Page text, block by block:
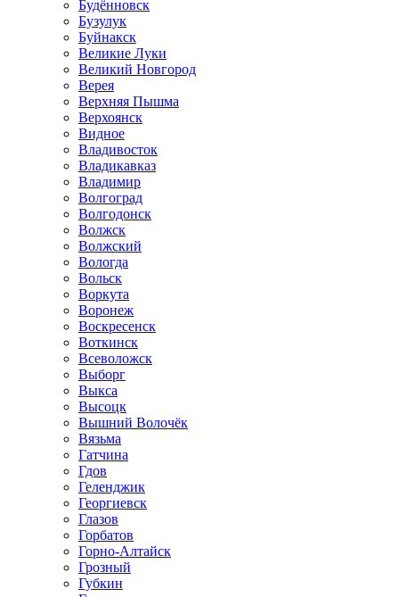
Будённовск
Бузулук
Буйнакск
Великие Луки
Великий Новгород
Верея
Верхняя Пышма
Верхоянск
Видное
Владивосток
Владикавказ
Владимир
Волгоград
Волгодонск
Волжск
Волжский
Вологда
Вольск
Воркута
Воронеж
Воскресенск
Воткинск
Всеволожск
Выборг
Выкса
Высоцк
Вышний Волочёк
Вязьма
Гатчина
Гдов
Геленджик
Георгиевск
Глазов
Горбатов
Горно-Алтайск
Грозный
Губкин